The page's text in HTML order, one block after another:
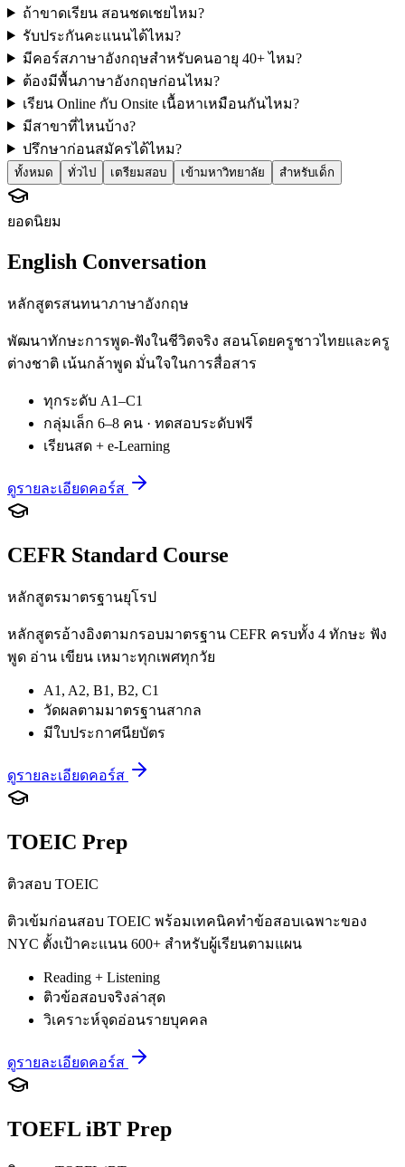
ถ้าขาดเรียน สอนชดเชยไหม?
รับประกันคะแนนได้ไหม?
มีคอร์สภาษาอังกฤษสำหรับคนอายุ 40+ ไหม?
ต้องมีพื้นภาษาอังกฤษก่อนไหม?
เรียน Online กับ Onsite เนื้อหาเหมือนกันไหม?
มีสาขาที่ไหนบ้าง?
ปรึกษาก่อนสมัครได้ไหม?
ทั้งหมด ทั่วไป เตรียมสอบ เข้ามหาวิทยาลัย สำหรับเด็ก
ยอดนิยม
English Conversation
หลักสูตรสนทนาภาษาอังกฤษ
พัฒนาทักษะการพูด-ฟังในชีวิตจริง สอนโดยครูชาวไทยและครู
ต่างชาติ เน้นกล้าพูด มั่นใจในการสื่อสาร
ทุกระดับ A1–C1
กลุ่มเล็ก 6–8 คน · ทดสอบระดับฟรี
เรียนสด + e-Learning
ดูรายละเอียดคอร์ส
CEFR Standard Course
หลักสูตรมาตรฐานยุโรป
หลักสูตรอ้างอิงตามกรอบมาตรฐาน CEFR ครบทั้ง 4 ทักษะ ฟัง
พูด อ่าน เขียน เหมาะทุกเพศทุกวัย
A1, A2, B1, B2, C1
วัดผลตามมาตรฐานสากล
มีใบประกาศนียบัตร
ดูรายละเอียดคอร์ส
TOEIC Prep
ติวสอบ TOEIC
ติวเข้มก่อนสอบ TOEIC พร้อมเทคนิคทำข้อสอบเฉพาะของ
NYC ตั้งเป้าคะแนน 600+ สำหรับผู้เรียนตามแผน
Reading + Listening
ติวข้อสอบจริงล่าสุด
วิเคราะห์จุดอ่อนรายบุคคล
ดูรายละเอียดคอร์ส
TOEFL iBT Prep